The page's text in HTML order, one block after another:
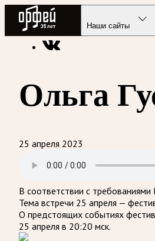
Радио Орфей
Наши сайты
Радио классической музыки
Ольга
25 апреля 2023
В соответствии с требованиями
Тема встречи 25 апреля —
О предстоящих событиях
25 апреля в 20:20 мск.